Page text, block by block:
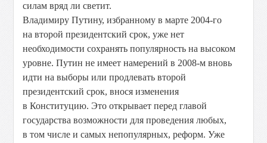
силам вряд ли светит.
Владимиру Путину, избранному в марте 2004-го
на второй президентский срок, уже нет
необходимости сохранять популярность на высоком
уровне. Путин не имеет намерений в 2008-м вновь
идти на выборы или продлевать второй
президентский срок, внося изменения
в Конституцию. Это открывает перед главой
государства возможности для проведения любых,
в том числе и самых непопулярных, реформ. Уже